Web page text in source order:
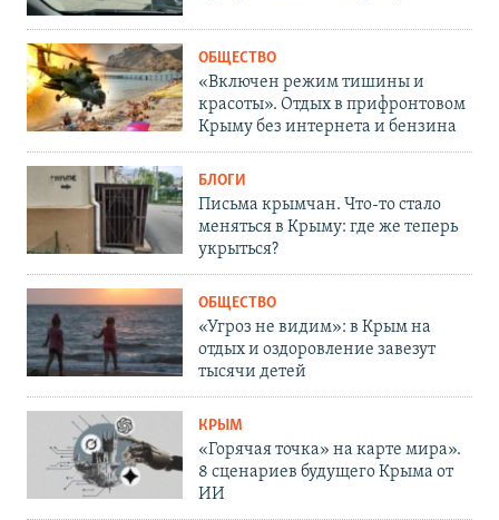
ОБЩЕСТВО
«Включен режим тишины и
красоты». Отдых в прифронтовом
Крыму без интернета и бензина
БЛОГИ
Письма крымчан. Что-то стало
меняться в Крыму: где же теперь
укрыться?
ОБЩЕСТВО
«Угроз не видим»: в Крым на
отдых и оздоровление завезут
тысячи детей
КРЫМ
«Горячая точка» на карте мира».
8 сценариев будущего Крыма от
ИИ